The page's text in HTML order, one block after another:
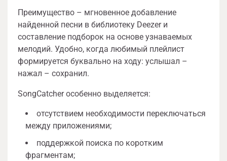
Преимущество – мгновенное добавление
найденной песни в библиотеку Deezer и
составление подборок на основе узнаваемых
мелодий. Удобно, когда любимый плейлист
формируется буквально на ходу: услышал –
нажал – сохранил.
SongCatcher особенно выделяется:
отсутствием необходимости переключаться
между приложениями;
поддержкой поиска по коротким
фрагментам;